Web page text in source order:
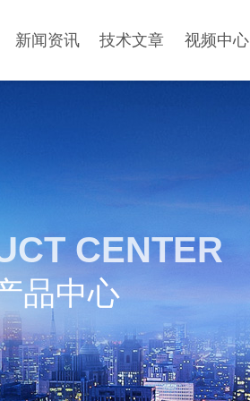
新闻资讯 技术文章 视频中心
CENTER
品中心